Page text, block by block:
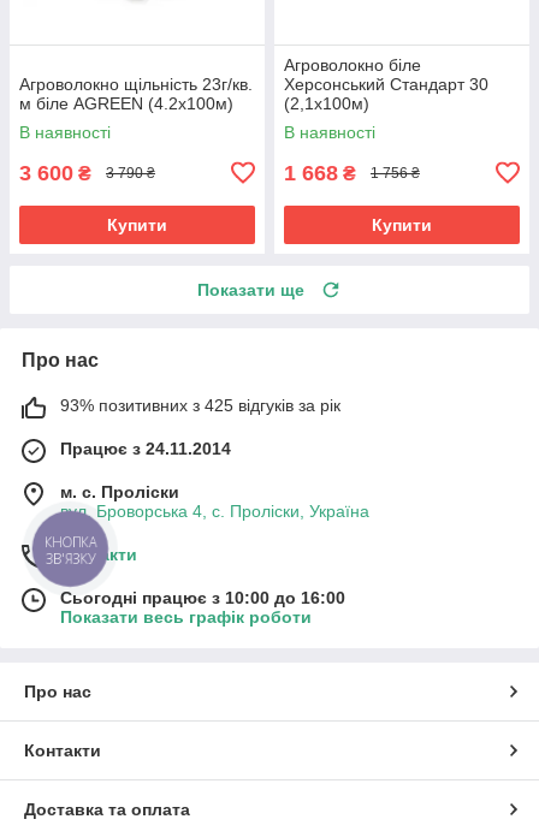
Агроволокно щільність 23г/кв.
м біле AGREEN (4.2х100м)
В наявності
3 600 ₴ 3 790 ₴
Купити
Агроволокно біле
Херсонський Стандарт 30
(2,1х100м)
В наявності
1 668 ₴ 1 756 ₴
Купити
Показати ще
Про нас
93% позитивних з 425 відгуків за рік
Працює з 24.11.2014
м. с. Проліски
вул. Броворська 4, с. Проліски, Україна
Контакти
Сьогодні працює з 10:00 до 16:00
Показати весь графік роботи
Про нас
Контакти
Доставка та оплата
КНОПКА
ЗВ'ЯЗКУ